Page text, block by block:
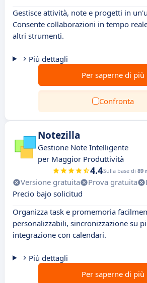
Gestisce attività, note e progetti in
Consente collaborazioni in tempo
altri strumenti.
Più dettagli
Per saperne di più
Confronta
Notezilla
Gestione Note Intelligente
per Maggior Produttività
4.4Sulla base di 89
Versione gratuita Prova gratuita
Precio bajo solicitud
Organizza task e promemoria
personalizzabili, sincronizzazione su
integrazione con calendari.
Più dettagli
Per saperne di più